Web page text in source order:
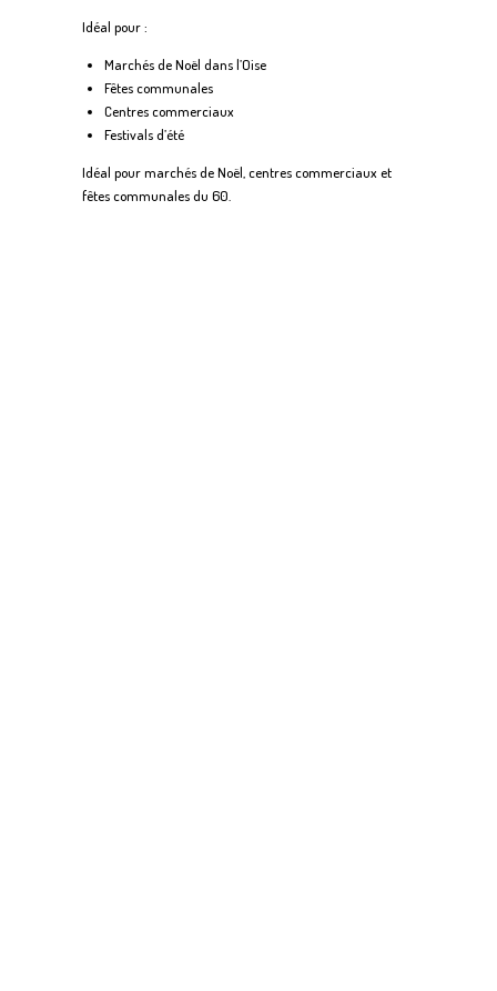
Idéal pour :
Marchés de Noël dans l’Oise
Fêtes communales
Centres commerciaux
Festivals d’été
Idéal pour marchés de Noël, centres commerciaux et
fêtes communales du 60.